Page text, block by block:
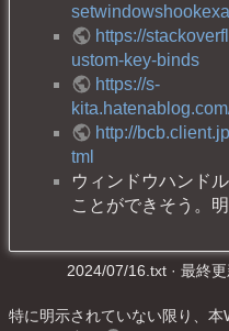
setwindowshookexa
https://
ustom-key-binds
https://s-
http://
tml
ウィンドウハンド
ことができそう。
2024/07/16.txt · 最終
特に明示されていない限り、